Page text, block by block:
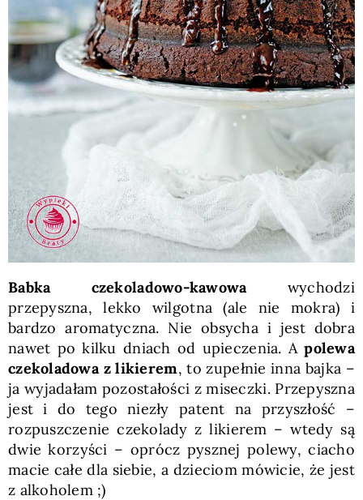
Babka czekoladowo-kawowawychodzi
przepyszna, lekko wilgotna (ale nie mokra) i
bardzo aromatyczna. Nie obsycha i jest dobra
nawet po kilku dniach od upieczenia. Apolewa
czekoladowa z likierem, to zupełnie inna bajka –
ja wyjadałam pozostałości z miseczki. Przepyszna
jest i do tego niezły patent na przyszłość –
rozpuszczenie czekolady z likierem – wtedy są
dwie korzyści – oprócz pysznej polewy, ciacho
macie całe dla siebie, a dzieciom mówicie, że jest
z alkoholem ;)